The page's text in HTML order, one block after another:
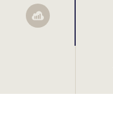
Sellsy